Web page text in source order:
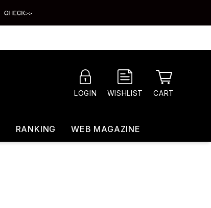
LOGIN WISHLIST CART
RANKING WEB MAGAZINE